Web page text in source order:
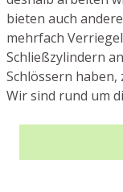
bieten auch
mehrfach
Schließzylindern
Schlössern
Wir sind rund um